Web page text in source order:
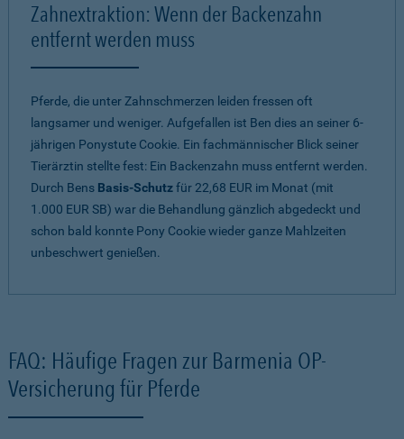
Zahnextraktion: Wenn der Backenzahn
entfernt werden muss
Pferde, die unter Zahnschmerzen leiden fressen oft
langsamer und weniger. Aufgefallen ist Ben dies an seiner 6-
jährigen Ponystute Cookie. Ein fachmännischer Blick seiner
Tierärztin stellte fest: Ein Backenzahn muss entfernt werden.
Durch Bens Basis-Schutzfür 22,68 EUR im Monat (mit
1.000 EUR SB) war die Behandlung gänzlich abgedeckt und
schon bald konnte Pony Cookie wieder ganze Mahlzeiten
unbeschwert genießen.
FAQ: Häufige Fragen zur Barmenia OP-
Versicherung für Pferde